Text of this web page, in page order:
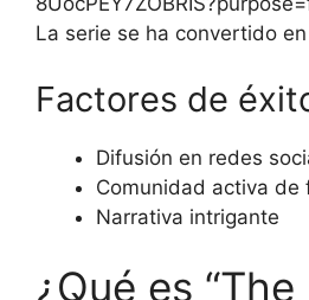
La serie se ha convertido
Factores de
Difusión en redes
Comunidad activa de
Narrativa intrigante
¿Qué es